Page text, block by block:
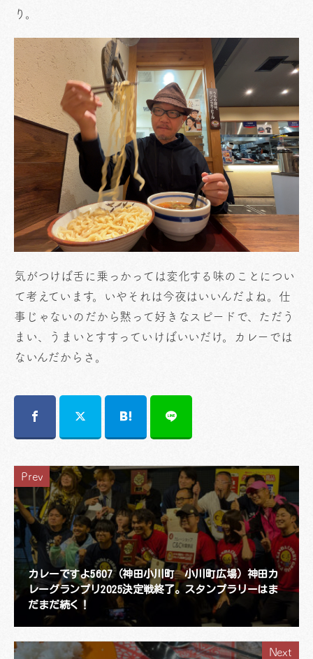
り。
気がつけば舌に乗っかっては変化する味のことについ
て考えています。いやそれは今夜はいいんだよね。仕
事じゃないのだから黙って好きなスピードで、ただう
まい、うまいとすすっていけばいいだけ。カレーでは
ないんだからさ。
Prev
カレーですよ5607（神田小川町 小川町広場）神田カ
レーグランプリ2025決定戦終了。スタンプラリーはま
だまだ続く！
Next